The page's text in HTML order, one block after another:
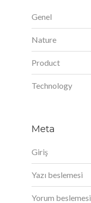
Genel
Nature
Product
Technology
Meta
Giriş
Yazı beslemesi
Yorum beslemesi